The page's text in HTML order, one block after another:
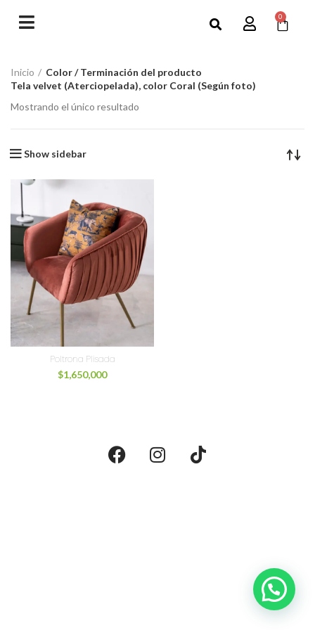
0
Inicio
Color / Terminación del producto
Tela velvet (Aterciopelada), color Coral (Según foto)
Mostrando el único resultado
Show sidebar
Poltrona Plisada
$1,650,000